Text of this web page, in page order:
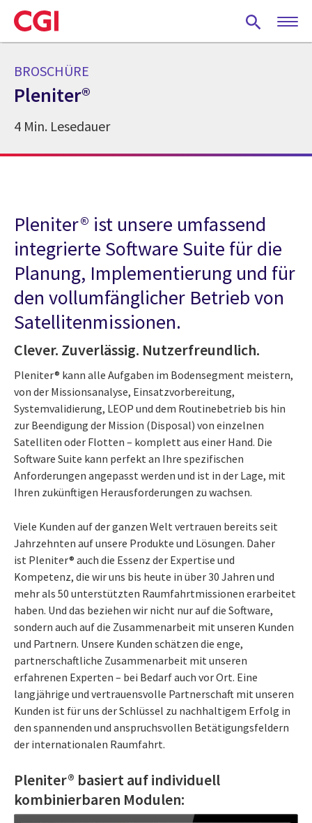
Skip
to
main
BROSCHÜRE
Pleniter®
4 Min. Lesedauer
Pleniter® ist unsere umfassend
integrierte Software Suite für die
Planung, Implementierung und für
den vollumfänglicher Betrieb von
Satellitenmissionen.
Clever. Zuverlässig. Nutzerfreundlich.
Pleniter® kann alle Aufgaben im Bodensegment meistern,
von der Missionsanalyse, Einsatzvorbereitung,
Systemvalidierung, LEOP und dem Routinebetrieb bis hin
zur Beendigung der Mission (Disposal) von einzelnen
Satelliten oder Flotten – komplett aus einer Hand. Die
Software Suite kann perfekt an Ihre spezifischen
Anforderungen angepasst werden und ist in der Lage, mit
Ihren zukünftigen Herausforderungen zu wachsen.
Viele Kunden auf der ganzen Welt vertrauen bereits seit
Jahrzehnten auf unsere Produkte und Lösungen. Daher
ist Pleniter® auch die Essenz der Expertise und
Kompetenz, die wir uns bis heute in über 30 Jahren und
mehr als 50 unterstützten Raumfahrtmissionen erarbeitet
haben. Und das beziehen wir nicht nur auf die Software,
sondern auch auf die Zusammenarbeit mit unseren Kunden
und Partnern. Unsere Kunden schätzen die enge,
partnerschaftliche Zusammenarbeit mit unseren
erfahrenen Experten – bei Bedarf auch vor Ort. Eine
langjährige und vertrauensvolle Partnerschaft mit unseren
Kunden ist für uns der Schlüssel zu nachhaltigem Erfolg in
den spannenden und anspruchsvollen Betätigungsfeldern
der internationalen Raumfahrt.
Pleniter® basiert auf individuell
kombinierbaren Modulen: